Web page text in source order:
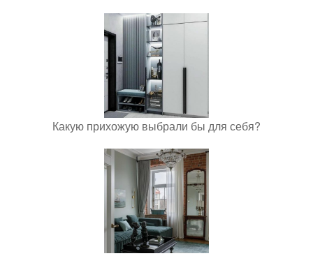
Какую прихожую выбрали бы для себя?